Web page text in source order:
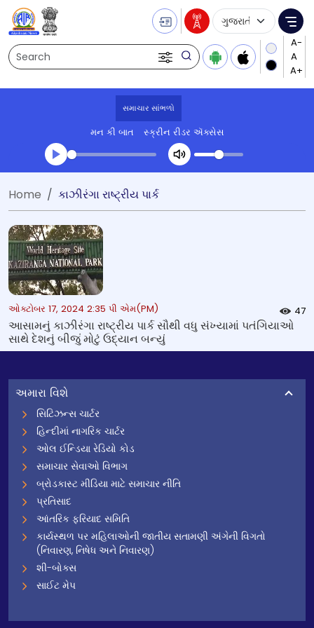
Search
Language
સમાચાર સાંભળો
મન કી બાત સ્ક્રીન રીડર ઍક્સેસ
Transcript summary
પ્લે ઓડિયો
Home કાઝીરંગા રાષ્ટ્રીય પાર્ક
ઓક્ટોબર 17, 2024 2:35 પી એમ(PM) 47
આસામનું કાઝીરંગા રાષ્ટ્રીય પાર્ક સૌથી વધુ સંખ્યામાં પતંગિયાઓ
સાથે દેશનું બીજું મોટું ઉદ્યાન બન્યું
અમારા વિશે
સિટિઝન્સ ચાર્ટર
હિન્દીમાં નાગરિક ચાર્ટર
ઓલ ઈન્ડિયા રેડિયો કોડ
સમાચાર સેવાઓ વિભાગ
બ્રોડકાસ્ટ મીડિયા માટે સમાચાર નીતિ
પ્રતિસાદ
આંતરિક ફરિયાદ સમિતિ
કાર્યસ્થળ પર મહિલાઓની જાતીય સતામણી અંગેની વિગતો
(નિવારણ, નિષેધ અને નિવારણ)
શી-બોક્સ
સાઈટ મેપ